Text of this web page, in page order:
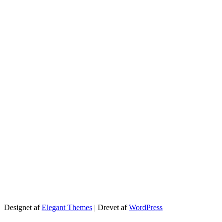
Designet afElegant Themes | Drevet afWordPress